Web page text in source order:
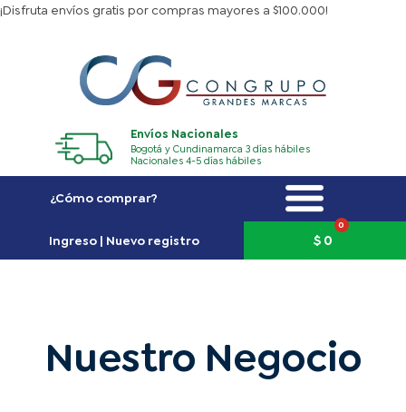
Ir
¡Disfruta envíos gratis por compras mayores a $100.000!
Envíos Nacionales
Bogotá y Cundinamarca 3 días hábiles
Nacionales 4-5 días hábiles
¿Cómo comprar?
Ingreso | Nuevo registro $0
0
Carrito
Nuestro Negocio